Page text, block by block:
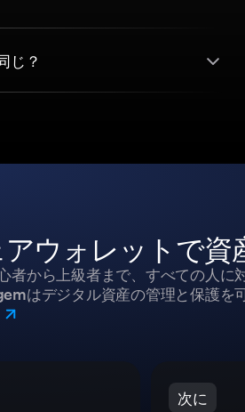
じ？
ウォレットで資
者から上級者まで、すべての人に
はデジタル資産の管理と保護を
次に